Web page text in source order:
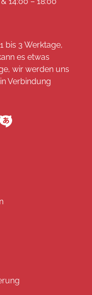
bis 3 Werktage,
es etwas
wir werden uns
Verbindung